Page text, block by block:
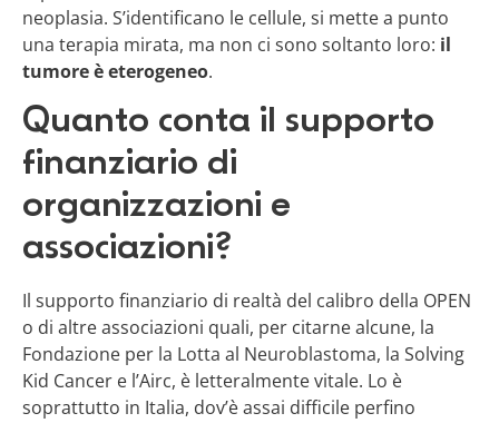
neoplasia. S’identificano le cellule, si mette a punto
una terapia mirata, ma non ci sono soltanto loro: il
tumore è eterogeneo.
Quanto conta il supporto
finanziario di
organizzazioni e
associazioni?
Il supporto finanziario di realtà del calibro della OPEN
o di altre associazioni quali, per citarne alcune, la
Fondazione per la Lotta al Neuroblastoma, la Solving
Kid Cancer e l’Airc, è letteralmente vitale. Lo è
soprattutto in Italia, dov’è assai difficile perfino